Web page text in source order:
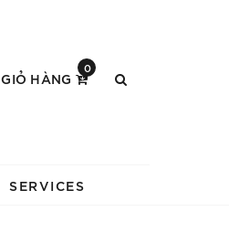
GIỎ HÀNG
0
SERVICES